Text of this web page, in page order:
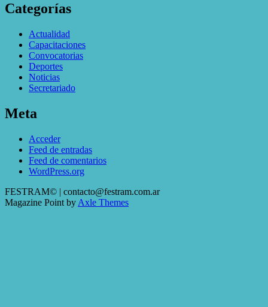
Categorías
Actualidad
Capacitaciones
Convocatorias
Deportes
Noticias
Secretariado
Meta
Acceder
Feed de entradas
Feed de comentarios
WordPress.org
FESTRAM© | contacto@festram.com.ar
Magazine Point by Axle Themes